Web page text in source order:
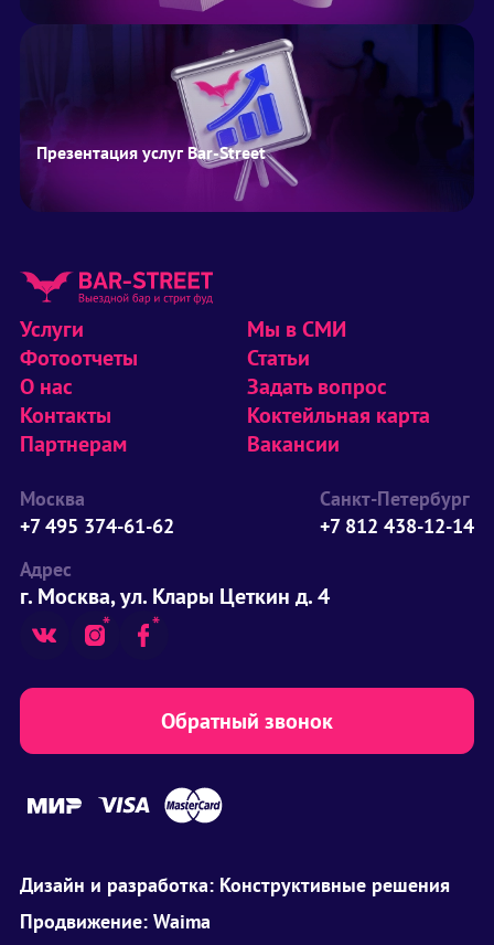
Презентация услуг Bar-Street
Услуги
Фотоотчеты
О нас
Контакты
Партнерам
Мы в СМИ
Статьи
Задать вопрос
Коктейльная карта
Вакансии
Москва
+7 495 374-61-62
Санкт-Петербург
+7 812 438-12-14
Адрес
г. Москва, ул. Клары Цеткин д. 4
Обратный звонок
Дизайн и разработка: Конструктивные решения
Продвижение: Waima